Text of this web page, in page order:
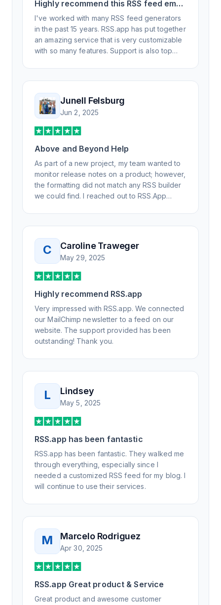
Highly recommend this RSS feed email
/ widget generator service.
I've worked with many RSS feed generators
in the past 15 years. RSS.app has put together
an amazing service that is very customizable
with so many features. Support is also top
professionally. Highly recommend for all your
RSS feed needs. Our trucking news hub
website couldn't work without it. Thank you.
Junell Felsburg
Jun 2, 2025
Above and Beyond Help
As part of a new project, my team wanted to
monitor release notes on a product; however,
the formatting did not match any RSS builder
we could find. I reached out to RSS.App
day, but I spoke to someone who was
knowledgeable, kind, and clearly wanted to
understand the issue. It has been a few
weeks, but after many revisions and direct
support, all of my release notes are in a way
that my users understand and find value in.
Honestly, it has been an exceptional
experience, and I will be pushing everyone I
know to RSS.app for their RSS needs.
C Caroline Traweger
May 29, 2025
Highly recommend RSS.app
Very impressed with RSS.app. We connected
our MailChimp newsletter to a feed on our
website. The support provided has been
outstanding! Thank you.
L Lindsey
May 5, 2025
RSS.app has been fantastic
RSS.app has been fantastic. They walked me
through everything, especially since I
needed a customized RSS feed for my blog. I
will continue to use their services.
M Marcelo Rodriguez
Apr 30, 2025
RSS.app Great product & Service
Great product and awesome customer